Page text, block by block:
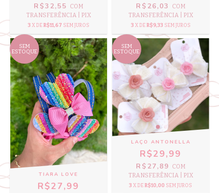
R$32,55
COM
TRANSFERÊNCIA | PIX
3 X DE R$11,67 SEM JUROS
R$26,03
COM
TRANSFERÊNCIA | PIX
3 X DE R$9,33 SEM JUROS
SEM
ESTOQUE
TIARA LOVE
R$27,99
SEM
ESTOQUE
LAÇO ANTONELLA
R$29,99
R$27,89
COM
TRANSFERÊNCIA | PIX
3 X DE R$10,00 SEM JUROS